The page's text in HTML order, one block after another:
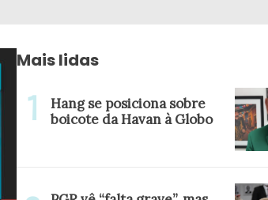
Mais lidas
Hang se posiciona sobre
boicote da Havan à Globo